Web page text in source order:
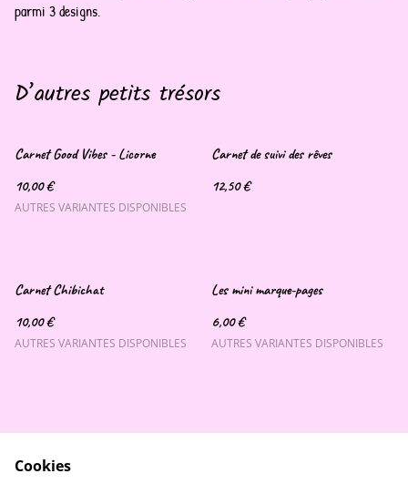
parmi 3 designs.
D’autres petits trésors
Carnet Good Vibes - Licorne
10,00 €
AUTRES VARIANTES DISPONIBLES
Carnet de suivi des rêves
12,50 €
Carnet Chibichat
10,00 €
AUTRES VARIANTES DISPONIBLES
Les mini marque-pages
6,00 €
AUTRES VARIANTES DISPONIBLES
Cookies